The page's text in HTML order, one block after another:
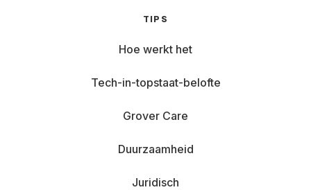
TIPS
Hoe werkt het
Tech-in-topstaat-belofte
Grover Care
Duurzaamheid
Juridisch